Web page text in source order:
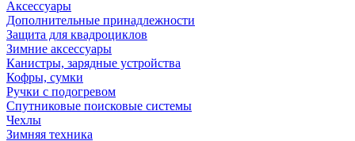
Аксессуары
Дополнительные принадлежности
Защита для квадроциклов
Зимние аксессуары
Канистры, зарядные устройства
Кофры, сумки
Ручки с подогревом
Спутниковые поисковые системы
Чехлы
Зимняя техника